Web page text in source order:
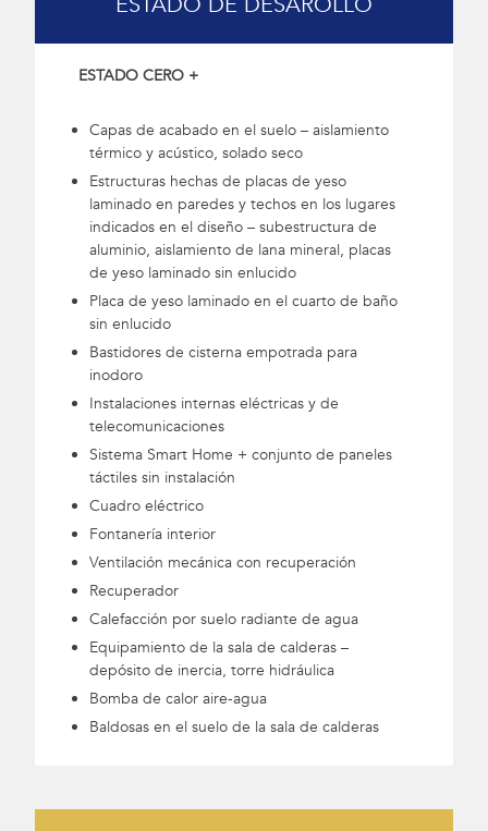
ESTADO CERO +
Capas de acabado en el suelo – aislamiento
térmico y acústico, solado seco
Estructuras hechas de placas de yeso
laminado en paredes y techos en los lugares
indicados en el diseño – subestructura de
aluminio, aislamiento de lana mineral, placas
de yeso laminado sin enlucido
Placa de yeso laminado en el cuarto de baño
sin enlucido
Bastidores de cisterna empotrada para
inodoro
Instalaciones internas eléctricas y de
telecomunicaciones
Sistema Smart Home + conjunto de paneles
táctiles sin instalación
Cuadro eléctrico
Fontanería interior
Ventilación mecánica con recuperación
Recuperador
Calefacción por suelo radiante de agua
Equipamiento de la sala de calderas –
depósito de inercia, torre hidráulica
Bomba de calor aire-agua
Baldosas en el suelo de la sala de calderas